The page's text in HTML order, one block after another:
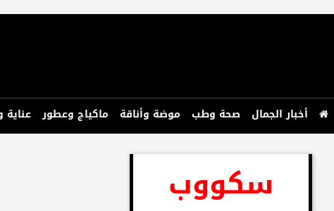
أخبار الجمال صحة وطب موضة وأناقة ماكياج وعطور عناية
سكووب